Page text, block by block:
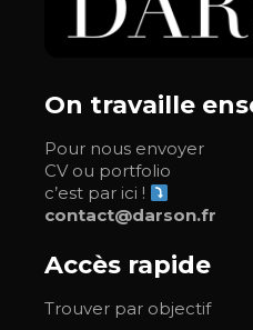
On travaille
Pour nous envoyer
CV ou portfolio
c’est par ici !
contact@darson.fr
Accès rapide
Trouver par objectif